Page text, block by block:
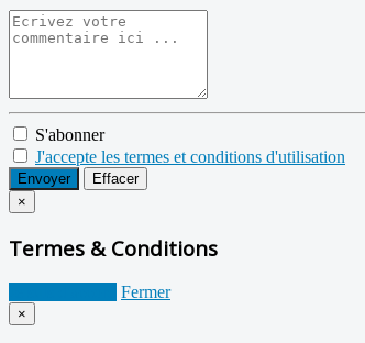
S'abonner
J'accepte les termes et conditions d'utilisation
Envoyer
Effacer
×
Termes & Conditions
Fermer
×